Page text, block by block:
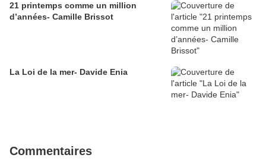
21 printemps comme un million
d’années- Camille Brissot
La Loi de la mer- Davide Enia
Commentaires